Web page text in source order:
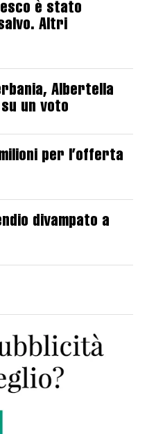
è stato
Altri
Albertella
un voto
per l’offerta
divampato a